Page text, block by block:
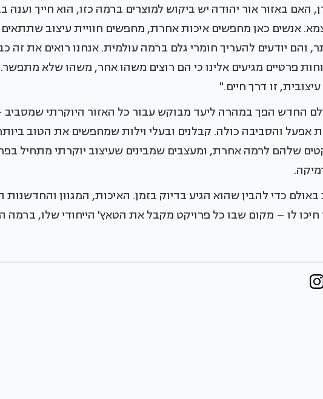
האם באזור אור יהודה יש ביקוש למוצרים ברמה כזו, הוא חייך וענה
אנשים כאן מחפשים איכות אחרת, מחפשים חוויית עיצוב שתתאים
והם יודעים להעריך חומרי גלם ברמה עולמית. אנחנו רואים את זה
פרטיים מגיעים אלינו כי הם רוצים משהו אחר, משהו שלא
זו דרך חיים."
החדש הפך במהרה ליעד מבוקש עבור כל האזור היוקרתי שמסביב
אפעל והסביבה כולה. קבלנים ובעלי וילות שמחפשים את הטוב
שלהם לרמה אחרת, ומעצבים שמבינים שעיצוב יוקרתי מתחיל
כדי להבין שהוא הגיע בדיוק בזמן. האיכות, המגוון והחדשנות
חיכו לו – מקום שבו כל פרויקט מקבל את הטאץ' הייחודי שלו, ברמה